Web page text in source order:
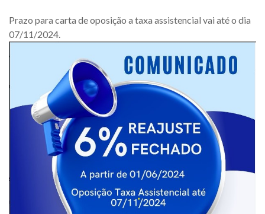
Prazo para carta de oposição a taxa assistencial vai até o dia
07/11/2024.